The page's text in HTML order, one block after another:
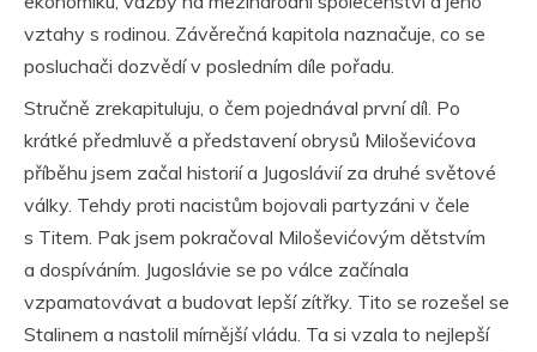
vztahy s rodinou. Závěrečná kapitola naznačuje, co se
posluchači dozvědí v posledním díle pořadu.
Stručně zrekapituluju, o čem pojednával první díl. Po
krátké předmluvě a představení obrysů Miloševićova
příběhu jsem začal historií a Jugoslávií za druhé světové
války. Tehdy proti nacistům bojovali partyzáni v čele
s Titem. Pak jsem pokračoval Miloševićovým dětstvím
a dospíváním. Jugoslávie se po válce začínala
vzpamatovávat a budovat lepší zítřky. Tito se rozešel se
Stalinem a nastolil mírnější vládu. Ta si vzala to nejlepší